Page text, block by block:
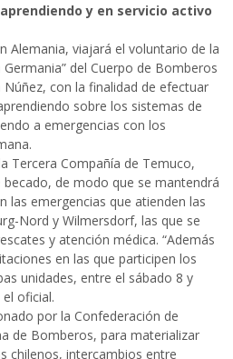
y en servicio activo
Alemania, viajará el voluntario de la
del Cuerpo de Bomberos
con la finalidad de efectuar
sobre los sistemas de
a emergencias con los
Tercera Compañía de Temuco,
de modo que se mantendrá
las emergencias que atienden las
Nord y Wilmersdorf, las que se
y atención médica. “Además
en las que participen los
unidades, entre el sábado 8 y
oficial.
por la Confederación de
de Bomberos, para materializar
chilenos, intercambios entre